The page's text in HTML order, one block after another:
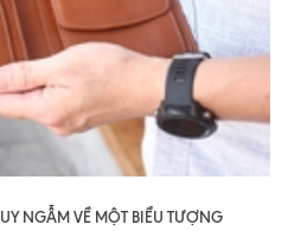
NGẪM VỀ MỘT BIỂU TƯỢNG